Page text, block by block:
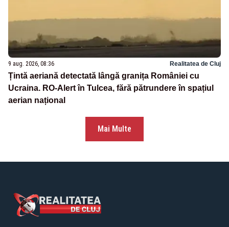
9 aug. 2026, 08:36 Realitatea de Cluj
Țintă aeriană detectată lângă granița României cu
Ucraina. RO-Alert în Tulcea, fără pătrundere în spațiul
aerian național
Mai Multe